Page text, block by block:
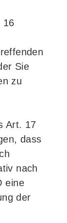
16
Sie
zu
Art. 17
dass
nach
eine
der